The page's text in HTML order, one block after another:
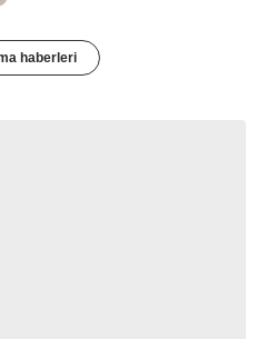
haberleri